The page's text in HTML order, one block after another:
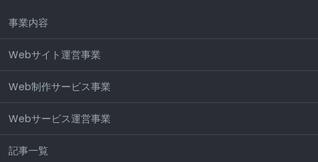
事業内容
Webサイト運営事業
Web制作サービス事業
Webサービス運営事業
記事一覧